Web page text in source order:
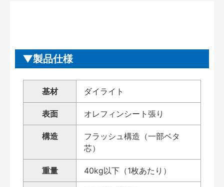
製品仕様
基材 ダイライト
表面 オレフィンシート張り
構造
フラッシュ構造（一部ベタ
芯）
重量 40kg以下（1枚あたり）